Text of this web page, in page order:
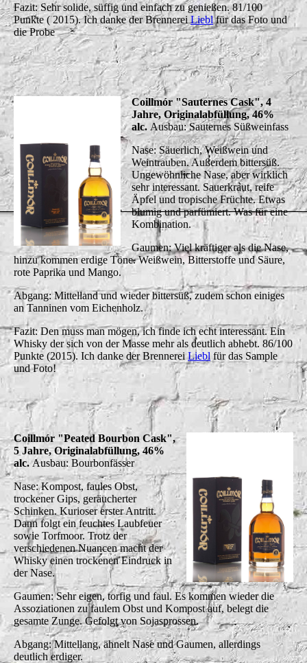
Fazit: Sehr solide, süffig und einfach zu genießen. 81/100
Punkte ( 2015). Ich danke der BrennereiLieblfür das Foto und
die Probe
Coillmór"Sauternes Cask", 4
Jahre, Originalabfüllung, 46%
alc. Ausbau: Sauternes Süßweinfass
Nase: Säuerlich, Weißwein und
Weintrauben. Außerdem bittersüß.
Ungewöhnliche Nase, aber wirklich
sehr interessant. Sauerkraut, reife
Äpfel und tropische Früchte. Etwas
blumig und parfümiert. Was für eine
Kombination.
Gaumen: Viel kräftiger als die Nase,
hinzu kommen erdige Töne. Weißwein, Bitterstoffe und Säure,
rote Paprika und Mango.
Abgang: Mittelland und wieder bittersüß, zudem schon einiges
an Tanninen vom Eichenholz.
Fazit: Den muss man mögen, ich finde ich echt interessant. Ein
Whisky der sich von der Masse mehr als deutlich abhebt. 86/100
Punkte (2015). Ich danke der BrennereiLieblfür das Sample
und Foto!
Coillmór "Peated Bourbon Cask",
5 Jahre, Originalabfüllung, 46%
alc.Ausbau: Bourbonfässer
Nase: Kompost, faules Obst,
trockener Gips, geräucherter
Schinken. Kurioser erster Antritt.
Dann folgt ein feuchtes Laubfeuer
sowie Torfmoor. Trotz der
verschiedenen Nuancen macht der
Whisky einen trockenen Eindruck in
der Nase.
Gaumen: Sehr eigen, torfig und faul. Es kommen wieder die
Assoziationen zu faulem Obst und Kompost auf, belegt die
gesamte Zunge. Gefolgt von Sojasprossen.
Abgang: Mittellang, ähnelt Nase und Gaumen, allerdings
deutlich erdiger.